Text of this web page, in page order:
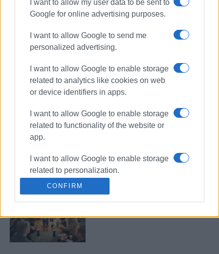
I want to allow my user data to be sent to
Google for online advertising purposes.
I want to allow Google to send me
personalized advertising.
I want to allow Google to enable storage
related to analytics like cookies on web
or device identifiers in apps.
I want to allow Google to enable storage
related to functionality of the website or
app.
I want to allow Google to enable storage
related to personalization.
I want to allow Google to enable storage
related to security, including
authentication functionality and fraud
prevention, and other user protection.
CONFIRM
τις καταστροφές
Αι γενεαί πάσαι στην πίτα του υφ.
Ναυτιλίας
Γκίκας
Συνάντηση Γκίκα με το διοικητή